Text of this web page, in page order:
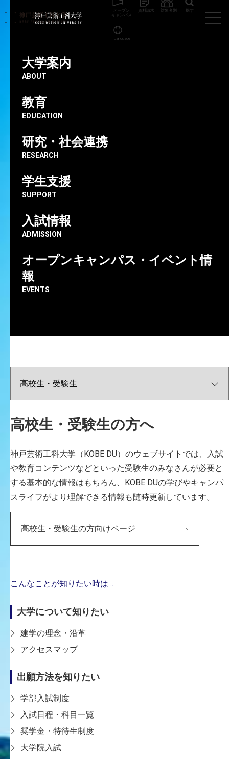
大学案内
ABOUT
教育
EDUCATION
研究・社会連携
RESEARCH
学生支援
SUPPORT
入試情報
ADMISSION
オープンキャンパス・イベント情
報
EVENTS
高校生・受験生の方へ
神戸芸術工科大学（KOBE DU）のウェブサイトでは、入試
や教育コンテンツなどといった受験生のみなさんが必要と
する基本的な情報はもちろん、KOBE DUの学びやキャンパ
スライフがより理解できる情報も随時更新しています。
高校生・受験生の方向けページ
こんなことが知りたい時は…
大学について知りたい
建学の理念・沿革
アクセスマップ
出願方法を知りたい
学部入試制度
入試日程・科目一覧
奨学金・特待生制度
大学院入試
オープン
キャンパス
資料請求 対象者別 探す
Language
2026年8月22日（土）オープンキャンパ
2026.07.02
2026年8月22日（土）オープン
キャンパス同日開催「体験デッサ
ン芸工塾」
イベント 高校生・受験生向け
8/22（土）「体験デッサン芸工塾」の受付を開始しまし
た！
デッサン未経験者の方は「入門講座」、経験者の方は
「レベルアップ講座」を選択できます。
また、オープンキャンパスにも参加することができま
〒651-2196 神戸市西区学園西町8-1-1
8-1-1 Gakuennishi-machi,Nishi-ku,Kobe